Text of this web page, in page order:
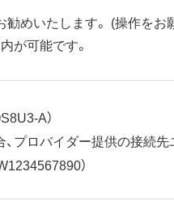
めいたします。 (操作をお
が可能です。
A）
プロバイダー提供の接続
）